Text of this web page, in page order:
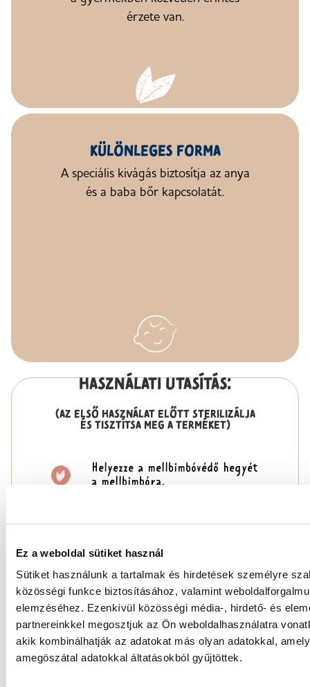
Ez a weboldal sütiket használ
Sütiket használunk a tartalmak és hirdetések személyre
közösségi funkce biztosításához, valamint
elemzéséhez. Ezenkívül közösségi média-, hirdető- és
partnereinkkel megosztjuk az Ön weboldalhasználatra
akik kombinálhatják az adatokat más olyan adatokkal,
amegöszátal adatokkal áltatásokból gyűjtöttek.
érzete van.
KÜLÖNLEGES FORMA
A speciális kivágás biztosítja az anya
és a baba bőr kapcsolatát.
HASZNÁLATI UTASÍTÁS:
(AZ ELSŐ HASZNÁLAT ELŐTT STERILIZÁLJA
ÉS TISZTÍTSA MEG A TERMÉKET)
Helyezze a mellbimbóvédő hegyét
a mellbimbóra.
a babaorraa bőréhezérjen.
Hagyja, hogya baba
Minden használat után forró
szappanos vízzel mossa
ki és öblítse le.